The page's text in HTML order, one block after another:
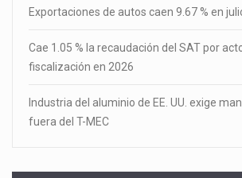
Exportaciones de autos caen 9.67 % en
Cae 1.05 % la recaudación del SAT por
fiscalización en 2026
Industria del aluminio de EE. UU. exige
fuera del T-MEC